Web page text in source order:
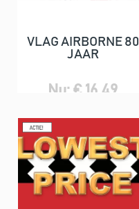
VLAG AIRBORNE 80
JAAR
Nu: € 16,49